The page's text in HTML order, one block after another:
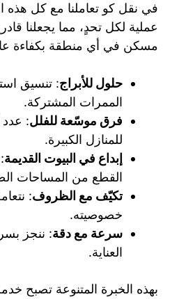
في نقل كو تعاملنا مع كل هذه
عملية لكل تحدٍ، مما يجعلنا
مسكن في أي منطقة بكفاءة
حلول للأبراج: تنسيق
الممرات المشتركة.
فرق موسّعة للفلل: عدد
للمنازل الكبيرة.
إبداع في البيوت القديمة
القطع من المساحات
تكيّف مع الظروف:
خصوصيته.
سرعة مع دقة: ننجز
العناية.
بهذه الخبرة المتنوعة تصبح